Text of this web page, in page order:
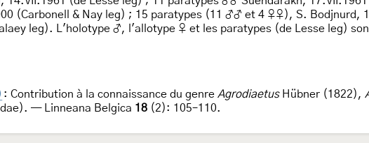
(Carbonell & Nay leg) ; 15 paratypes (11 ♂♂ et 4 ♀♀), S. Bodjnurd,
leg). L'holotype ♂, l'allotype ♀ et les paratypes (de Lesse leg)
: Contribution à la connaissance du genre AgrodiaetusHübner (1822),
— Linneana Belgica 18 (2): 105–110.